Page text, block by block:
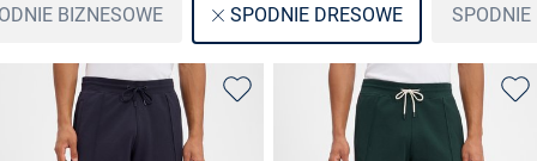
BIZNESOWE SPODNIE DRESOWE SPODNIE